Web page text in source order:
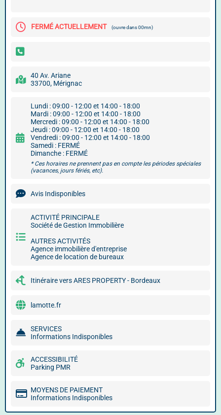
FERMÉ ACTUELLEMENT (ouvre dans 00mn)
40 Av. Ariane
33700, Mérignac
Lundi : 09:00 - 12:00 et 14:00 - 18:00
Mardi : 09:00 - 12:00 et 14:00 - 18:00
Mercredi : 09:00 - 12:00 et 14:00 - 18:00
Jeudi : 09:00 - 12:00 et 14:00 - 18:00
Vendredi : 09:00 - 12:00 et 14:00 - 18:00
Samedi : FERMÉ
Dimanche : FERMÉ
* Ces horaires ne prennent pas en compte les périodes spéciales
(vacances, jours fériés, etc).
Avis Indisponibles
ACTIVITÉ PRINCIPALE
Société de Gestion Immobilière
AUTRES ACTIVITÉS
Agence immobilière d'entreprise
Agence de location de bureaux
Itinéraire vers ARES PROPERTY - Bordeaux
lamotte.fr
SERVICES
Informations Indisponibles
ACCESSIBILITÉ
Parking PMR
MOYENS DE PAIEMENT
Informations Indisponibles